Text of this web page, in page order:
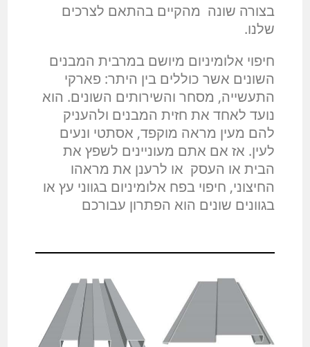
בצורה שונה מהקיים בהתאם לצרכים
שלנו.
חיפוי אלומיניום מיושם במרבית המבנים
השונים אשר כוללים בין היתר: פארקי
התעשייה, מסחר והשירותים השונים. הוא
נועד לאחד את חזית המבנים ולהעניק
להם מעין מראה מוקפד, אסתטי ונעים
לעין. אז אם אתם מעוניינים לשפץ את
הבית או העסק או לרענן את מראהו
החיצוני, חיפוי בפח אלומיניום בגווני עץ או
בגוונים שונים הוא הפתרון עבורכם